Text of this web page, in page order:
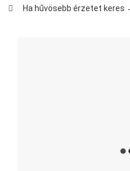
Ha hűvösebb érzetet